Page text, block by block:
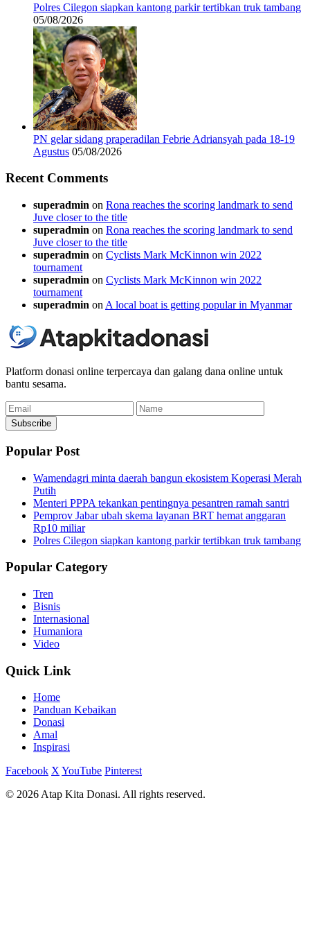
Polres Cilegon siapkan kantong parkir tertibkan truk tambang
05/08/2026
PN gelar sidang praperadilan Febrie Adriansyah pada 18-19
Agustus 05/08/2026
Recent Comments
superadmin on Rona reaches the scoring landmark to send
Juve closer to the title
superadmin on Rona reaches the scoring landmark to send
Juve closer to the title
superadmin on Cyclists Mark McKinnon win 2022
tournament
superadmin on Cyclists Mark McKinnon win 2022
tournament
superadmin on A local boat is getting popular in Myanmar
Platform donasi online terpercaya dan galang dana online untuk
bantu sesama.
Email
Name
Subscribe
Popular Post
Wamendagri minta daerah bangun ekosistem Koperasi Merah
Putih
Menteri PPPA tekankan pentingnya pesantren ramah santri
Pemprov Jabar ubah skema layanan BRT hemat anggaran
Rp10 miliar
Polres Cilegon siapkan kantong parkir tertibkan truk tambang
Popular Category
Tren
Bisnis
Internasional
Humaniora
Video
Quick Link
Home
Panduan Kebaikan
Donasi
Amal
Inspirasi
Facebook XYouTube Pinterest
© 2026 Atap Kita Donasi. All rights reserved.